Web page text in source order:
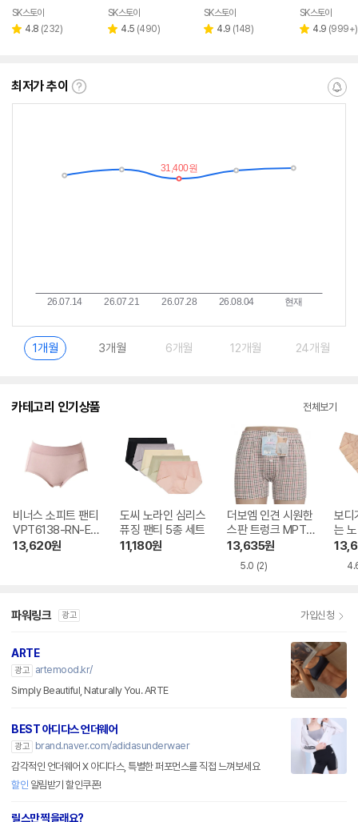
버페
SK스토아
별 4.8 리
(232)
버페
SK스토아
별 4.5 리
(490)
버페
SK스토아
별 4.9 리
(148)
버페
SK스토아
별 4.9 리
(999+)
최저가 추이
최
알
1개월 3개월 6개월 12개월 24개월
카테고리 인기상품 전체보기
비너스 소피트 팬티
VPT6138-RN-EU
S
13,620원
도씨 노라인 심리스
퓨징 팬티 5종 세트
11,180원
더보엠 인견 시원한
스판 트렁크 MPT9
011
13,635원
5.0 (2)
보디
는
종
파워링크 광고 가입신청
ARTE
광고
artemood.kr/
Simply Beautiful, Naturally You. ARTE
BEST 아디다스 언더웨어
광고
brand.naver.com/adidasunderwaer
감각적인 언더웨어 X 아디다스, 특별한 퍼포먼스를 직접 느껴보세요
할인 알림받기 할인쿠폰!
릴스만 찍을래요?